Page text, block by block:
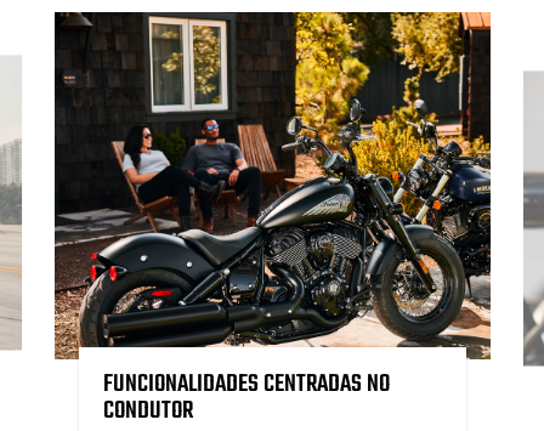
FUNCIONALIDADES CENTRADAS NO
CONDUTOR